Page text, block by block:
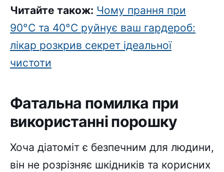
Читайте також: Чому прання при
90°C та 40°C руйнує ваш гардероб:
лікар розкрив секрет ідеальної
чистоти
Фатальна помилка при
використанні порошку
Хоча діатоміт є безпечним для людини,
він не розрізняє шкідників та корисних